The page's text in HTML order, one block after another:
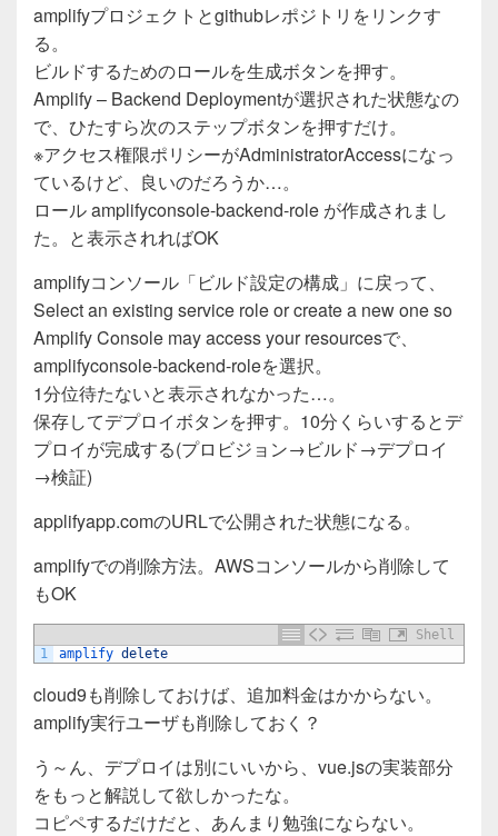
amplifyプロジェクトとgithubレポジトリをリンクす
る。
ビルドするためのロールを生成ボタンを押す。
Amplify – Backend Deploymentが選択された状態なの
で、ひたすら次のステップボタンを押すだけ。
※アクセス権限ポリシーがAdministratorAccessになっ
ているけど、良いのだろうか…。
ロール amplifyconsole-backend-role が作成されまし
た。と表示されればOK
amplifyコンソール「ビルド設定の構成」に戻って、
Select an existing service role or create a new one so
Amplify Console may access your resourcesで、
amplifyconsole-backend-roleを選択。
1分位待たないと表示されなかった…。
保存してデプロイボタンを押す。10分くらいするとデ
プロイが完成する(プロビジョン→ビルド→デプロイ
→検証)
applifyapp.comのURLで公開された状態になる。
amplifyでの削除方法。AWSコンソールから削除して
もOK
Shell
1
amplify delete
cloud9も削除しておけば、追加料金はかからない。
amplify実行ユーザも削除しておく？
う～ん、デプロイは別にいいから、vue.jsの実装部分
をもっと解説して欲しかったな。
コピペするだけだと、あんまり勉強にならない。